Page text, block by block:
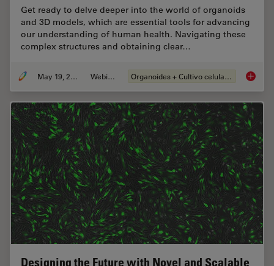
Get ready to delve deeper into the world of organoids
and 3D models, which are essential tools for advancing
our understanding of human health. Navigating these
complex structures and obtaining clear…
May 19, 2025 Webinar Organoides + Cultivo celular 3D
Designing the Future with Novel and Scalable